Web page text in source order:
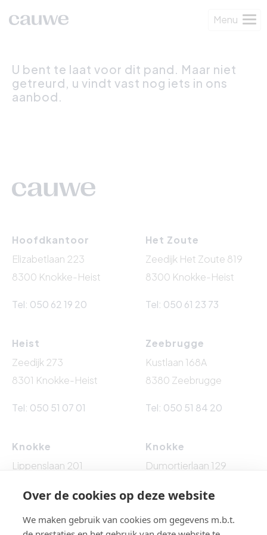
Menu
U bent te laat voor dit pand. Maar niet
getreurd, u vindt vast nog iets in ons
aanbod.
Hoofdkantoor
Elizabetlaan 223
8300 Knokke-Heist
Tel: 050 62 19 20
Het Zoute
Zeedijk Het Zoute 819
8300 Knokke-Heist
Tel: 050 61 23 73
Heist
Zeedijk 273
8301 Knokke-Heist
Tel: 050 51 07 01
Zeebrugge
Kustlaan 168A
8380 Zeebrugge
Tel: 050 51 84 20
Knokke
Lippenslaan 201
Knokke
Dumortierlaan 129
Over de cookies op deze website
We maken gebruik van cookies om gegevens m.b.t.